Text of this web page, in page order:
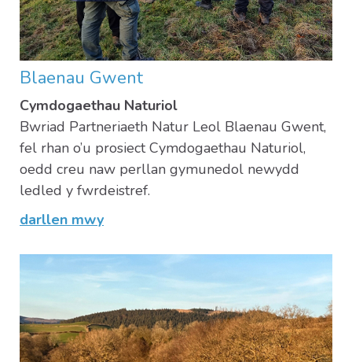
Blaenau Gwent
Cymdogaethau Naturiol
Bwriad Partneriaeth Natur Leol Blaenau Gwent,
fel rhan o’u prosiect Cymdogaethau Naturiol,
oedd creu naw perllan gymunedol newydd
ledled y fwrdeistref.
darllen mwy